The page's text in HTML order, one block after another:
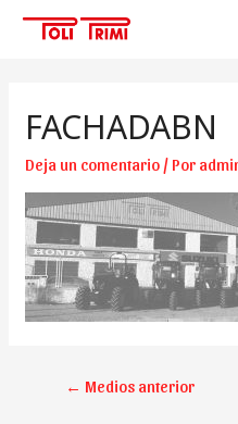
FACHADABN
Deja un comentario / Por
NAVEGACIÓN
← Medios anterior